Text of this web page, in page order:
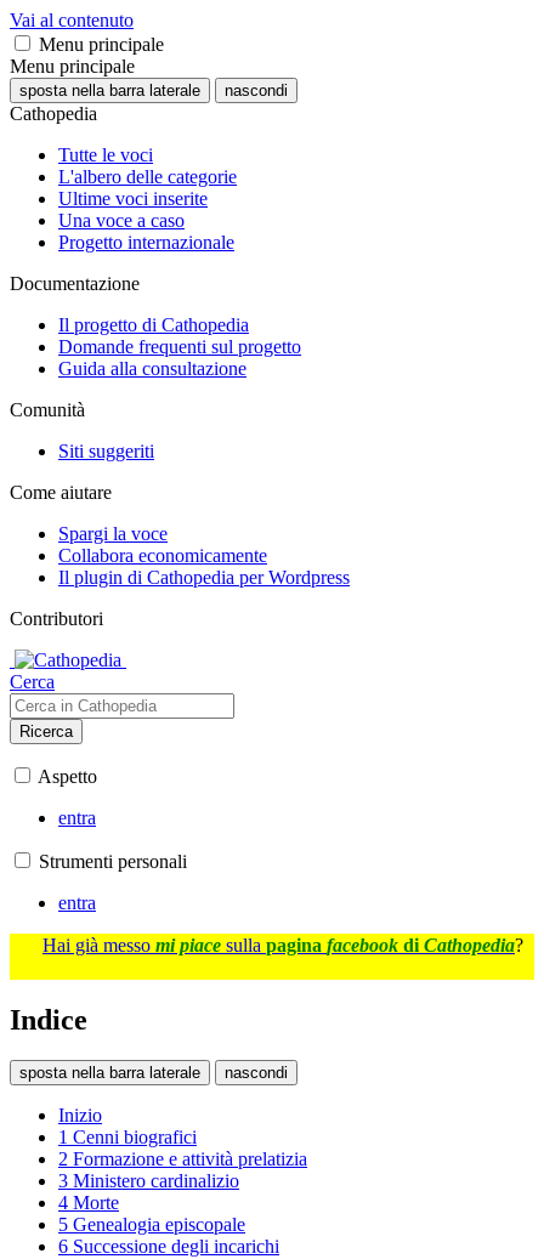
Vai al contenuto
Menu principale
Menu principale
sposta nella barra laterale nascondi
Cathopedia
Tutte le voci
L'albero delle categorie
Ultime voci inserite
Una voce a caso
Progetto internazionale
Documentazione
Il progetto di Cathopedia
Domande frequenti sul progetto
Guida alla consultazione
Comunità
Siti suggeriti
Come aiutare
Spargi la voce
Collabora economicamente
Il plugin di Cathopedia per Wordpress
Contributori
Cerca
Ricerca
Aspetto
entra
Strumenti personali
entra
Hai già messo mi piace sulla pagina facebook di Cathopedia?
Indice
sposta nella barra laterale nascondi
Inizio
1 Cenni biografici
2 Formazione e attività prelatizia
3 Ministero cardinalizio
4 Morte
5 Genealogia episcopale
6 Successione degli incarichi